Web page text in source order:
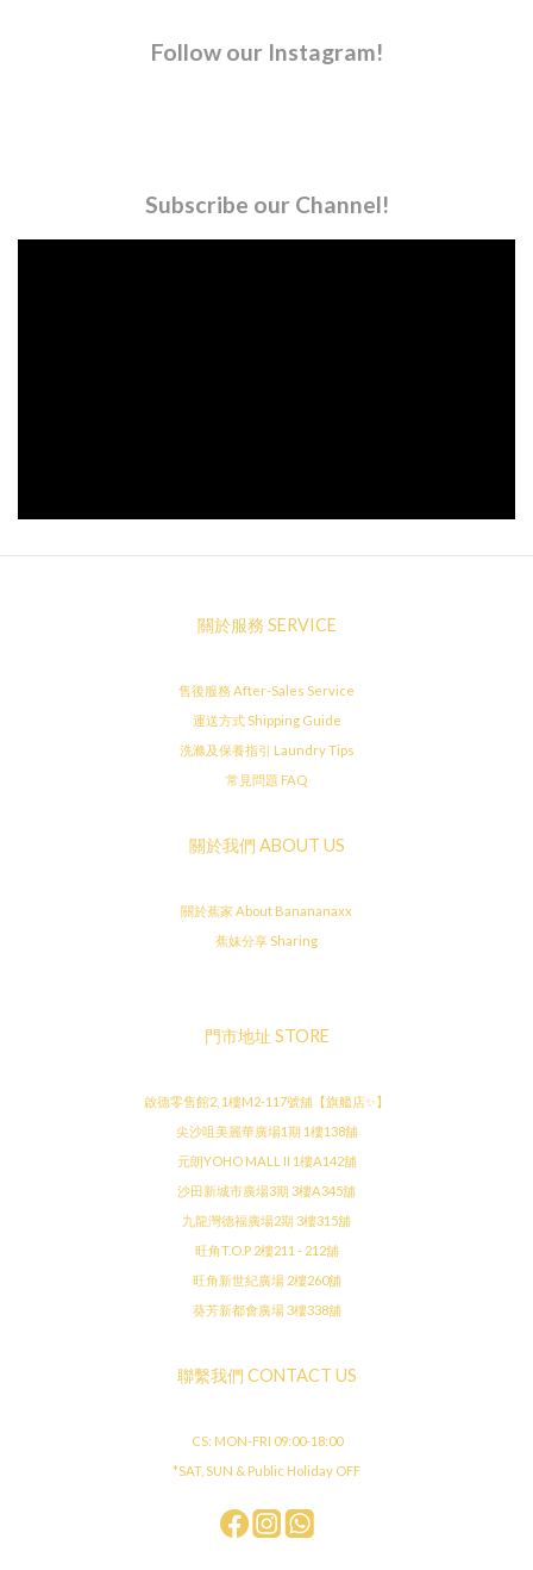
Follow our Instagram!
Subscribe our Channel!
關於服務 SERVICE
售後服務 After-Sales Service
運送方式 Shipping Guide
洗滌及保養指引 Laundry Tips
常見問題 FAQ
關於我們 ABOUT US
關於蕉家 About Banananaxx
蕉妹分享 Sharing
門市地址 STORE
啟德零售館2, 1樓M2-117號舖【旗艦店✨】
尖沙咀美麗華廣場1期 1樓138舖
元朗YOHO MALL II 1樓A142舖
沙田新城市廣場3期 3樓A345舖
九龍灣德福廣場2期 3樓315舖
旺角T.O.P 2樓211 - 212舖
旺角新世紀廣場 2樓260舖
葵芳新都會廣場 3樓338舖
聯繫我們 CONTACT US
CS: MON-FRI 09:00-18:00
*SAT, SUN & Public Holiday OFF